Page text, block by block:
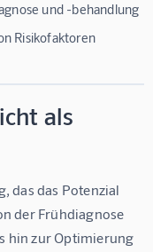
und -behandlung
Risikofaktoren
als
das das Potenzial
der Frühdiagnose
hin zur Optimierung